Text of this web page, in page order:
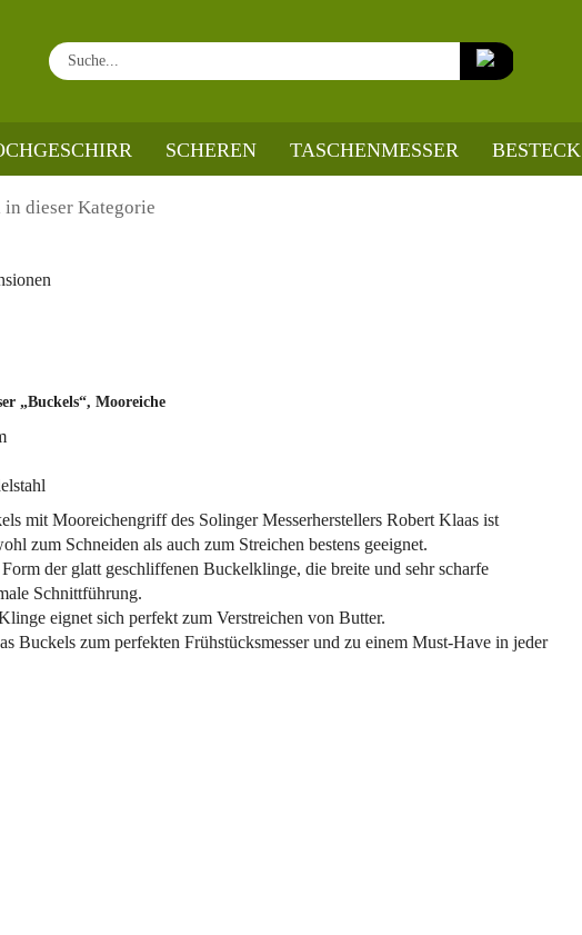
Suche...
SCHEREN TASCHENMESSER BESTECK
dieser Kategorie
„Buckels“, Mooreiche
mit Mooreichengriff des Solinger Messerherstellers Robert Klaas ist
zum Schneiden als auch zum Streichen bestens geeignet.
der glatt geschliffenen Buckelklinge, die breite und sehr scharfe
Schnittführung.
eignet sich perfekt zum Verstreichen von Butter.
Buckels zum perfekten Frühstücksmesser und zu einem Must-Have in jeder